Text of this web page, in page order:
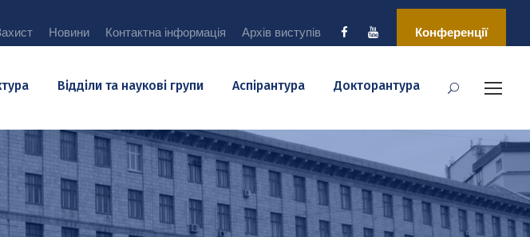
Новини Контактна інформація Архів виступів Конференції
Відділи та наукові групи Аспірантура Докторантура